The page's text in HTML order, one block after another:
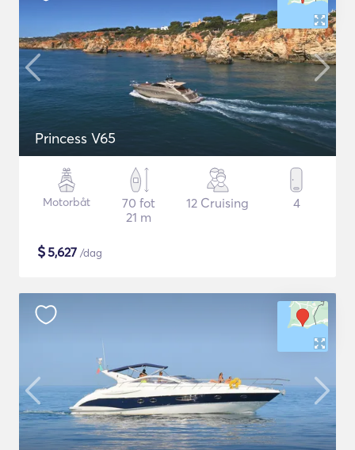
Princess V65
Motorbåt
70 fot
21 m
12 Cruising 4
$5,627 /dag